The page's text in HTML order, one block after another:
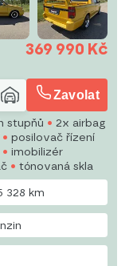
369 990 Kč
Zavolat
stupňů
2x airbag
posilovač řízení
imobilizér
tónovaná skla
328 km